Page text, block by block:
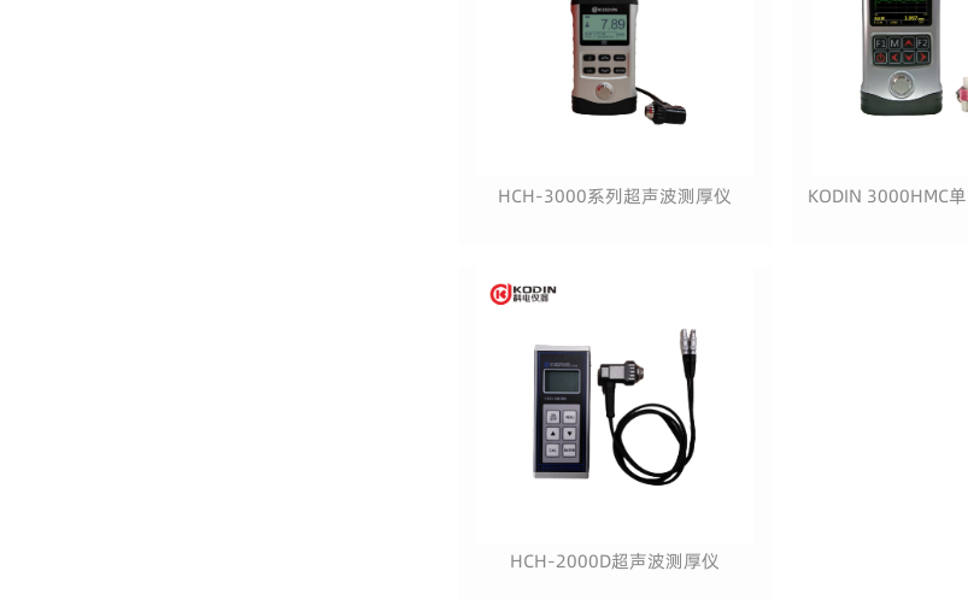
HCH-3000系列超声波测厚仪 KODIN 3000HMC
HCH-2000D超声波测厚仪